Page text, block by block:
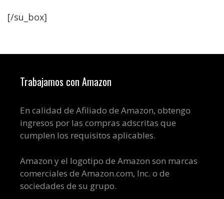
[/su_box]
Trabajamos con Amazon
En calidad de Afiliado de Amazon, obtengo
ingresos por las compras adscritas que
cumplen los requisitos aplicables.
Amazon y el logotipo de Amazon son marcas
comerciales de Amazon.com, Inc. o de
sociedades de su grupo.